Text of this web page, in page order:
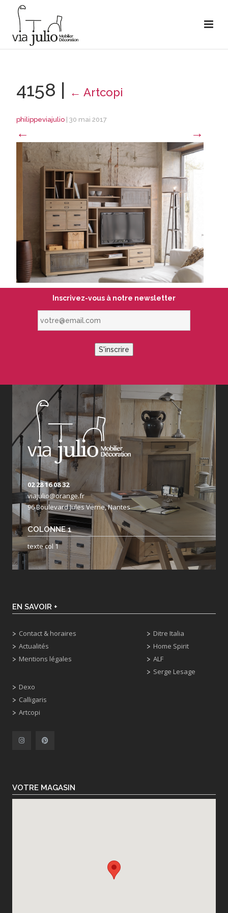
4158 | ← Artcopi
philippeviajulio 30 mai 2017
← →
Inscrivez-vous à notre newsletter
S'inscrire
02 28 16 08 32
viajulio@orange.fr
96 Boulevard Jules Verne, Nantes
COLONNE 1
texte col 1
EN SAVOIR +
Contact & horaires
Actualités
Mentions légales
Dexo
Calligaris
Artcopi
Ditre Italia
Home Spirit
ALF
Serge Lesage
VOTRE MAGASIN